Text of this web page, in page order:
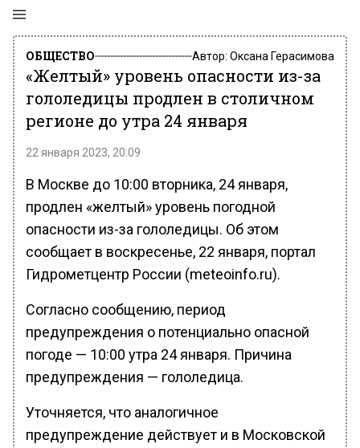
ОБЩЕСТВО Автор: Оксана Герасимова
«Желтый» уровень опасности из-за
гололедицы продлен в столичном
регионе до утра 24 января
22 января 2023, 20:09
В Москве до 10:00 вторника, 24 января,
продлен «желтый» уровень погодной
опасности из-за гололедицы. Об этом
сообщает в воскресенье, 22 января, портал
Гидрометцентр России (meteoinfo.ru).
Согласно сообщению, период
предупреждения о потенциально опасной
погоде — 10:00 утра 24 января. Причина
предупреждения — гололедица.
Уточняется, что аналогичное
предупреждение действует и в Московской